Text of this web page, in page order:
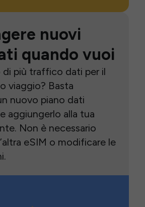
nuovi
quando vuoi
di più traffico dati per il
viaggio? Basta
nuovo piano dati
aggiungerlo alla tua
Non è necessario
eSIM o modificare le